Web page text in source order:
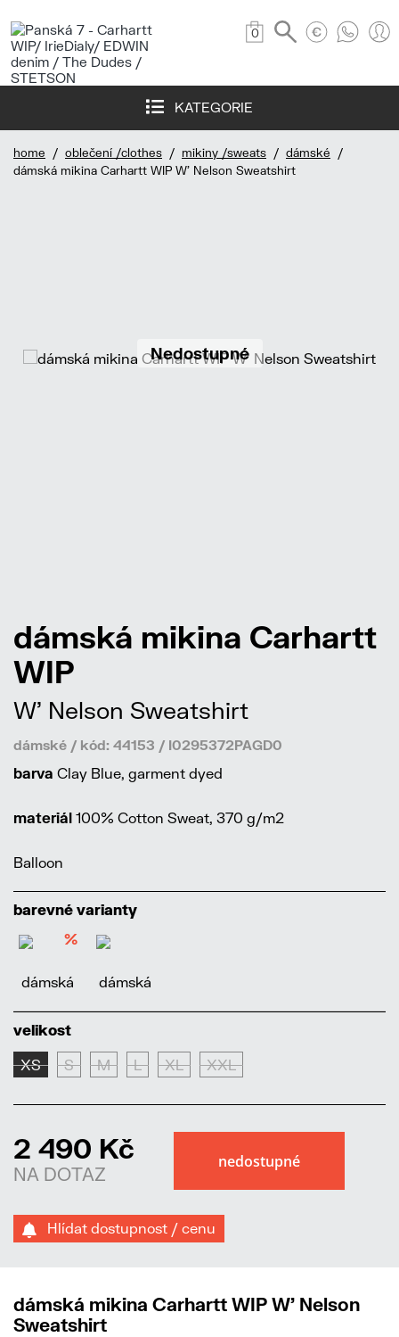
0
KATEGORIE
home / oblečení /clothes / mikiny /sweats / dámské /
dámská mikina Carhartt WIP W' Nelson Sweatshirt
Nedostupné
dámská mikina Carhartt
WIP
W' Nelson Sweatshirt
dámské / kód: 44153 / I0295372PAGD0
barva Clay Blue, garment dyed
materiál 100% Cotton Sweat, 370 g/m2
Balloon
barevné varianty
%
velikost
XS S M L XL XXL
2 490 Kč
NA DOTAZ
Hlídat dostupnost / cenu
dámská mikina Carhartt WIP W' Nelson
Sweatshirt